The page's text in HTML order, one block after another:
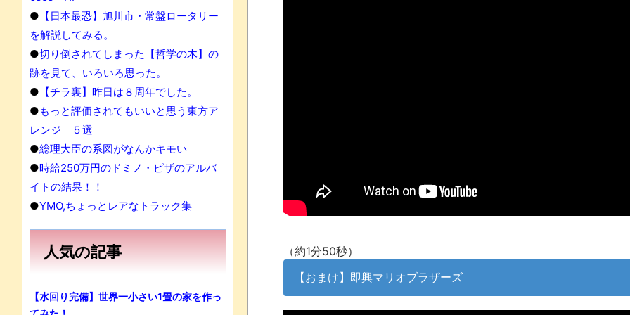
オーストラリアの男性飛行家 太平洋横断飛行
【中国】パトカーの前で好演技www当たり屋やお煽り運転など
「ム、ムリです・・・」メガネ美人ナースに入院中のオレのオ
ナチスドイツは何故バルバロッサ作戦とかいう無茶に踏み切って
ブログお引越しのお知らせ
（約1分50秒）
【おまけ】即興マリオブラザーズ
● 【日本最恐】旭川市・常盤ロータリー
を解説してみる。
●切り倒されてしまった【哲学の木】の
跡を見て、いろいろ思った。
● 【チラ裏】昨日は８周年でした。
●もっと評価されてもいいと思う東方ア
レンジ ５選
●総理大臣の系図がなんかキモい
●時給250万円のドミノ・ピザのアルバ
イトの結果！！
●YMO,ちょっとレアなトラック集
人気の記事
【水回り完備】世界一小さい1畳の家を作っ